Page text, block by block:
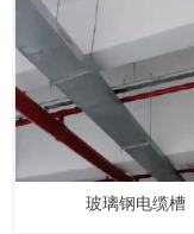
玻璃钢电缆槽